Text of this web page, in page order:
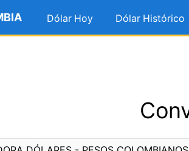
Dólar Hoy Dólar Histórico